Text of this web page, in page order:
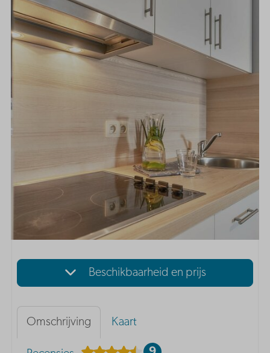
Beschikbaarheid en prijs
Omschrijving Kaart